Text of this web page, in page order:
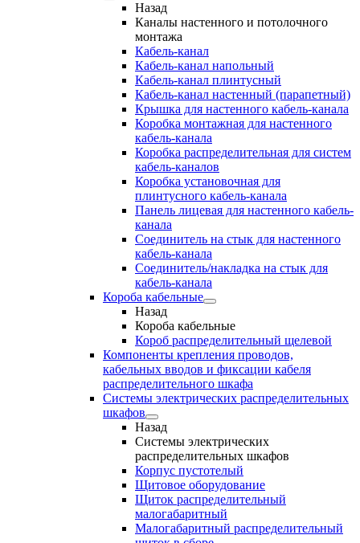
Назад
Каналы настенного и потолочного
монтажа
Кабель-канал
Кабель-канал напольный
Кабель-канал плинтусный
Кабель-канал настенный (парапетный)
Крышка для настенного кабель-канала
Коробка монтажная для настенного
кабель-канала
Коробка распределительная для систем
кабель-каналов
Коробка установочная для
плинтусного кабель-канала
Панель лицевая для настенного кабель-
канала
Соединитель на стык для настенного
кабель-канала
Соединитель/накладка на стык для
кабель-канала
Короба кабельные
Назад
Короба кабельные
Короб распределительный щелевой
Компоненты крепления проводов,
кабельных вводов и фиксации кабеля
распределительного шкафа
Системы электрических распределительных
шкафов
Назад
Системы электрических
распределительных шкафов
Корпус пустотелый
Щитовое оборудование
Щиток распределительный
малогабаритный
Малогабаритный распределительный